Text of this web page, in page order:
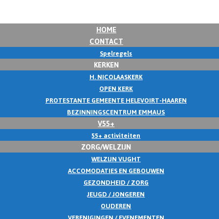
HOME
CONTACT
Spelregels
KERKEN
H. NICOLAASKERK
OPEN KERK
PROTESTANTE GEMEENTE HELEVOIRT-HAAREN
BEZINNINGSCENTRUM EMMAUS
V55+
55+ activiteiten
ZORG/WELZIJN
WELZIJN VUGHT
ACCOMODATIES EN GEBOUWEN
GEZONDHEID / ZORG
JEUGD / JONGEREN
OUDEREN